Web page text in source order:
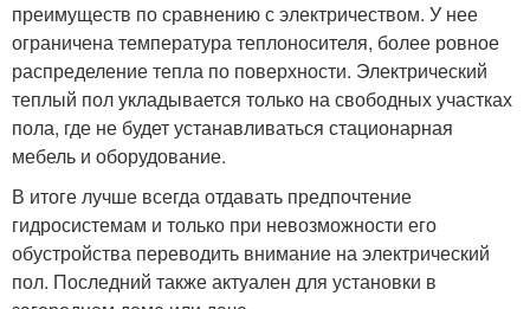
преимуществ по сравнению с электричеством. У нее
ограничена температура теплоносителя, более ровное
распределение тепла по поверхности. Электрический
теплый пол укладывается только на свободных участках
пола, где не будет устанавливаться стационарная
мебель и оборудование.
В итоге лучше всегда отдавать предпочтение
гидросистемам и только при невозможности его
обустройства переводить внимание на электрический
пол. Последний также актуален для установки в